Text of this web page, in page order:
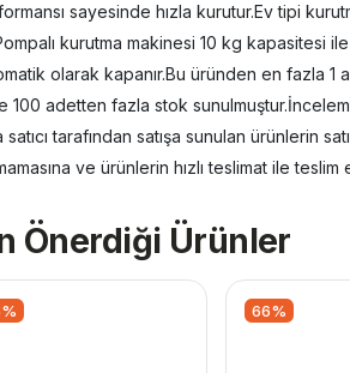
sayesinde hızla kurutur.Ev tipi
kurutma makinesi 10 kg kapasitesi
olarak kapanır.Bu üründen en fazla
100 adetten fazla stok
tarafından satışa sunulan ürünlerin
ve ürünlerin hızlı teslimat ile
Önerdiği Ürünler
66%